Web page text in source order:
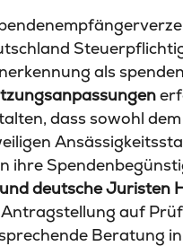
als
dass sowohl
ihre
deutsche Juristen
auf
Beratung